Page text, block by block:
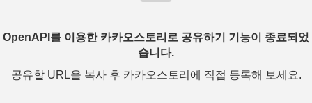
OpenAPI를 이용한 카카오스토리로 공유하기 기능이 종료되었
습니다.
공유할 URL을 복사 후 카카오스토리에 직접 등록해 보세요.